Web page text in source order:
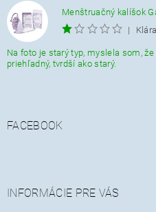
Menštruačný kalíšok
|
Na foto je starý typ, myslela som,
priehľadný, tvrdší ako starý.
FACEBOOK
INFORMÁCIE PRE VÁS